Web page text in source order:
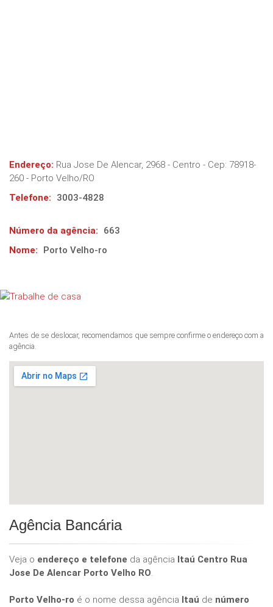
Endereço: Rua Jose De Alencar, 2968 - Centro - Cep: 78918-
260 - Porto Velho/RO
Telefone:
3003-4828
Número da agência:
663
Nome:
Porto Velho-ro
Antes de se deslocar, recomendamos que sempre confirme o endereço com a
agência.
Agência Bancária
Veja o endereço e telefone da agência Itaú Centro Rua
Jose De Alencar Porto Velho RO.
Porto Velho-ro é o nome dessa agência Itaú de número